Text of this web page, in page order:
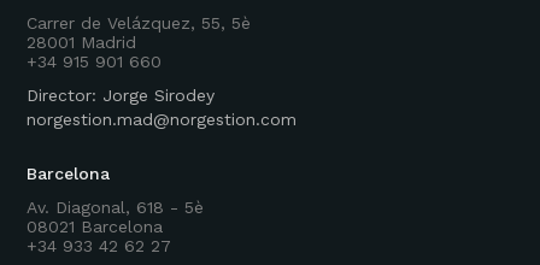
Carrer de Velázquez, 55, 5è
28001 Madrid
+34 915 901 660
Director: Jorge Sirodey
norgestion.mad@norgestion.com
Barcelona
Av. Diagonal, 618 - 5è
08021 Barcelona
+34 933 42 62 27